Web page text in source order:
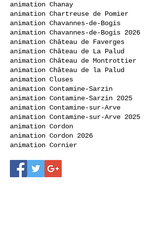
animation Chanay
animation Chartreuse de Pomier
animation Chavannes-de-Bogis
animation Chavannes-de-Bogis 2026
animation Château de Faverges
animation Château de La Palud
animation Château de Montrottier
animation Château de la Palud
animation Cluses
animation Contamine-Sarzin
animation Contamine-Sarzin 2025
animation Contamine-sur-Arve
animation Contamine-sur-Arve 2025
animation Cordon
animation Cordon 2026
animation Cornier